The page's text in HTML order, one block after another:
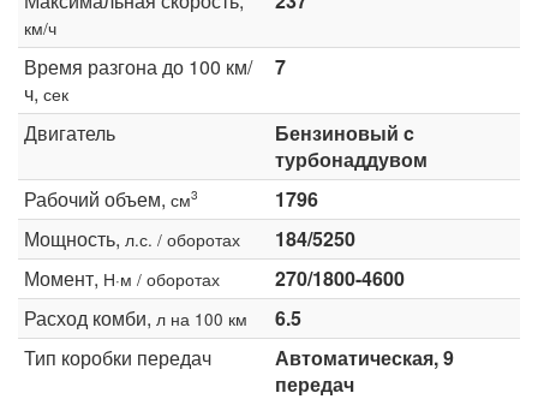
км/ч
Время разгона до 100 км/
ч, сек
7
Двигатель
Бензиновый c
турбонаддувом
Рабочий объем, см3
1796
Мощность, л.с. / оборотах
184/5250
Момент, Н·м / оборотах
270/1800-4600
Расход комби, л на 100 км
6.5
Тип коробки передач
Автоматическая, 9
передач